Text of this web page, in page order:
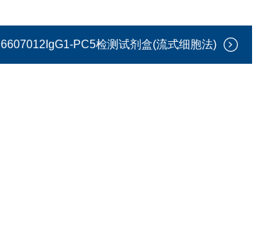
6607012IgG1-PC5检测试剂盒(流式细胞法)